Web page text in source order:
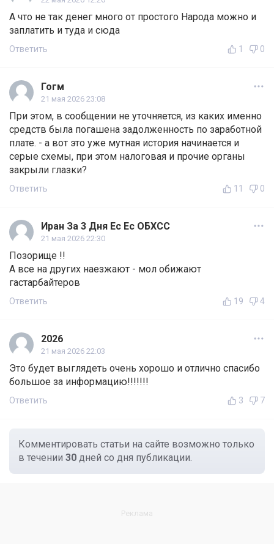
А что не так денег много от простого Народа можно и
заплатить и туда и сюда
Ответить 1 0
Гогм
21 мая 2026 23:08
При этом, в сообщении не уточняется, из каких именно
средств была погашена задолженность по заработной
плате. - а вот это уже мутная история начинается и
серые схемы, при этом налоговая и прочие органы
закрыли глазки?
Ответить 11 0
Иран За 3 Дня Ес Ес ОБХСС
21 мая 2026 22:30
Позорище !!
А все на других наезжают - мол обижают
гастарбайтеров
Ответить 19 4
2026
21 мая 2026 22:03
Это будет выглядеть очень хорошо и отлично спасибо
большое за информацию!!!!!!!
Ответить 3 7
Комментировать статьи на сайте возможно только
в течении 30 дней со дня публикации.